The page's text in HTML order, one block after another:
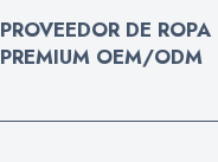
PROVEEDOR DE
PREMIUM OEM/ODM